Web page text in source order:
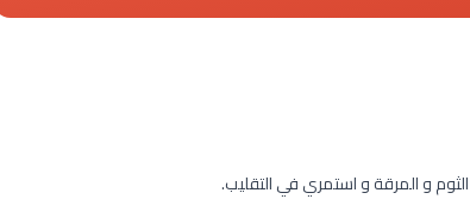
و المرقة و استمري في التقليب.